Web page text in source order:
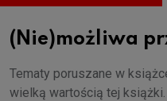
(Nie)możliwa
Tematy poruszane w
wielką wartością tej książki.